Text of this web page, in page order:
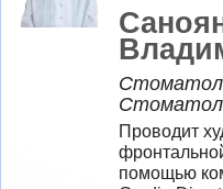
Проводит
помощью